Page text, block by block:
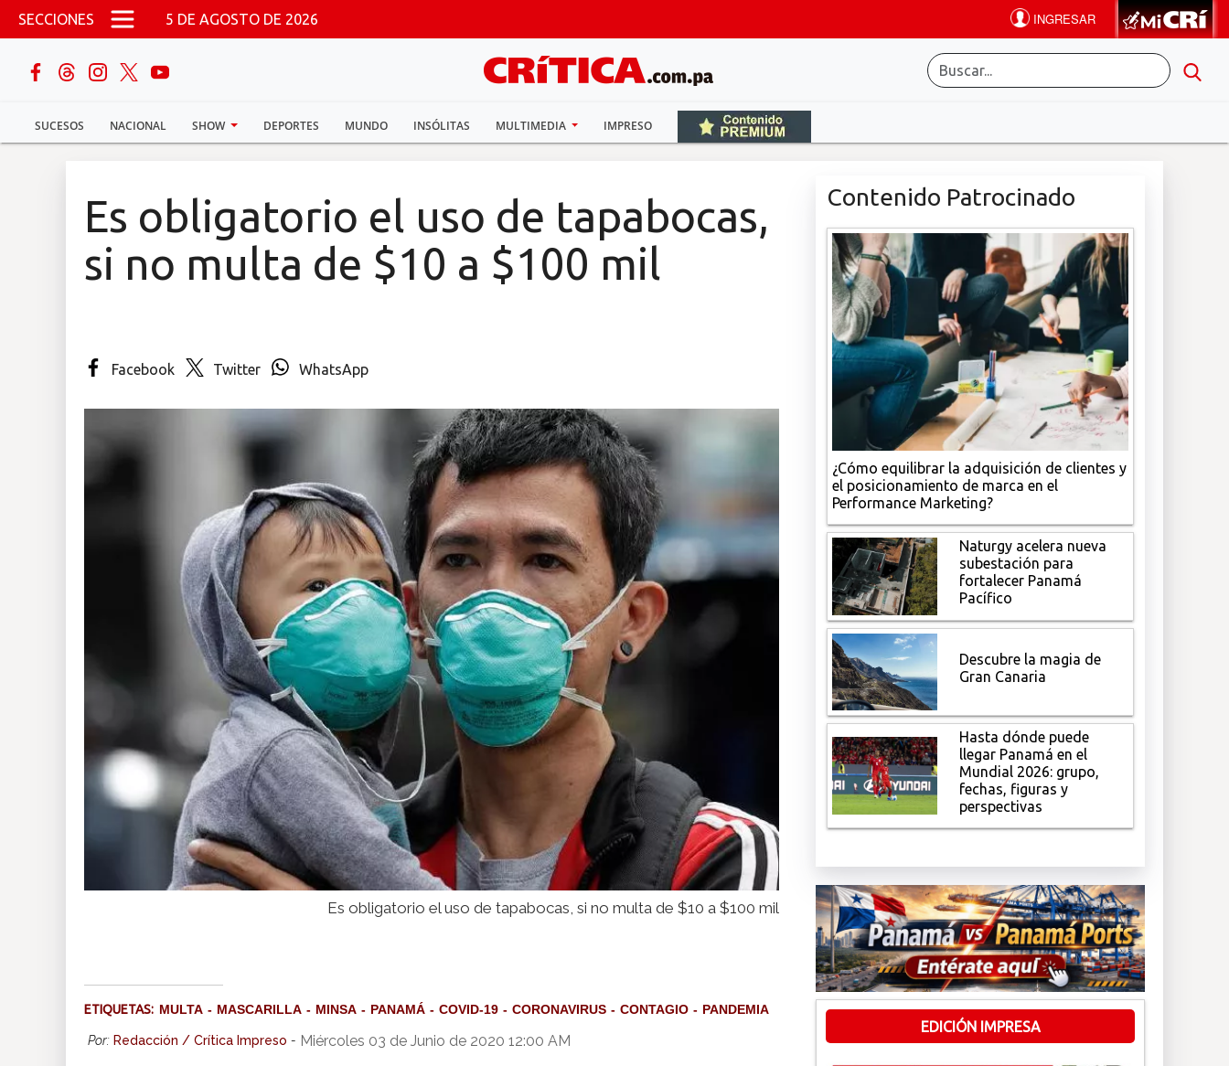
Pasar al contenido principal
SECCIONES 5 DE AGOSTO DE 2026
SUCESOS NACIONAL SHOW DEPORTES MUNDO INSÓLITAS MULTIMEDIA IMPRESO
buscar
Sucesos
Es obligatorio el uso de tapabocas,
si no multa de $10 a $100 mil
Facebook Twitter WhatsApp
Es obligatorio el uso de tapabocas, si no multa de $10 a $100 mil
ETIQUETAS: MULTA MASCARILLA MINSA PANAMÁ COVID-19 CORONAVIRUS CONTAGIO PANDEMIA
Por: Redacción / Crítica Impreso - Miércoles 03 de Junio de 2020 12:00 AM
Contenido Patrocinado
¿Cómo equilibrar la adquisición de clientes y
el posicionamiento de marca en el
Performance Marketing?
Naturgy acelera nueva
subestación para
fortalecer Panamá
Pacífico
Descubre la magia de
Gran Canaria
Hasta dónde puede
llegar Panamá en el
Mundial 2026: grupo,
fechas, figuras y
perspectivas
EDICIÓN IMPRESA